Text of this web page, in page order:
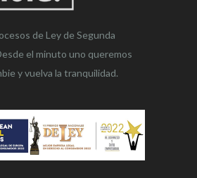
de Ley de Segunda
el minuto uno queremos
y vuelva la tranquilidad.